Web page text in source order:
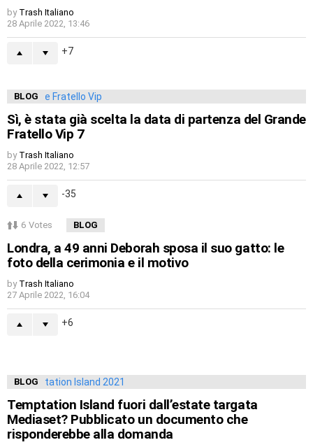
by Trash Italiano
28 Aprile 2022, 13:46
7
BLOG
Sì, è stata già scelta la data di partenza del Grande
Fratello Vip 7
by Trash Italiano
28 Aprile 2022, 12:57
-35
6 Votes BLOG
Londra, a 49 anni Deborah sposa il suo gatto: le
foto della cerimonia e il motivo
by Trash Italiano
27 Aprile 2022, 16:04
6
BLOG
Temptation Island fuori dall’estate targata
Mediaset? Pubblicato un documento che
risponderebbe alla domanda